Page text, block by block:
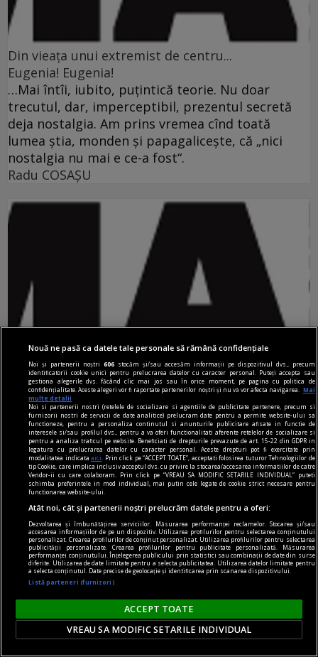
Din vieaţa unui extremist de centru...
Eugenia! Eugenia!
…Mai întîi, iubito, puţintică teorie. Nu doar
trecutul, dar, imperceptibil, prezentul secretă
deja nostalgia. Am prins vremea cînd toată
lumea ştia, monden şi papagaliceşte, că „nici
nostalgia nu mai e ce-a fost“.
Radu COSAŞU
Din vieaţa unui extremist de centru...
Un aspect al sărăciei
Se constată, în cadrul mizeriei generale şi
inflaţiei pamfletare, o sărăcire a injuriei prin care
omul îşi dezvăluie, ceas de ceas, dispreţul faţă de
om. Să luăm, ca în geometrie, o dreaptă, două
drepte, trei stîngi, fie şi un pumn în cap.
Radu COSAŞU
Nouă ne pasă ca datele tale personale să rămână confidențiale
Noi și partenerii noștri606 stocăm și/sau accesăm informații pe dispozitivul dvs., precum
identificatorii cookie unici pentru prelucrarea datelor cu caracter personal. Puteți accepta sau
gestiona alegerile dvs. făcând clic mai jos sau în orice moment, pe pagina cu politica de
confidențialitate. Aceste alegeri vor fi raportate partenerilor noștri și nu vă vor afecta navigarea.
Mai
multe detalii
Noi si partenerii nostri (retelele de socializare si agentiile de publicitate partenere, precum si
furnizorii nostri de servicii de date analitice) prelucram date pentru a permite website-ului sa
functioneze, pentru a personaliza continutul si anunturile publicitare afisate in functie de
interesele si/sau profilul dvs., pentru a va oferi functionalitati aferente retelelor de socializare si
pentru a analiza traficul pe website. Beneficiati de drepturile prevazute de art. 15-22 din GDPR in
legatura cu prelucrarea datelor cu caracter personal. Aceste drepturi pot fi exercitate prin
modalitatea indicataaici
. Prin click pe “ACCEPT TOATE”, acceptati folosirea tuturor Tehnologiilor de
tip Cookie, care implica inclusiv acceptul dvs. cu privire la stocarea/accesarea informatiilor de catre
Vendor-ii cu care colaboram. Prin click pe “VREAU SA MODIFIC SETARILE INDIVIDUAL” puteti
schimba preferintele in mod individual, mai putin cele legate de cookie strict necesare pentru
functionarea website-ului.
Atât noi, cât și partenerii noștri prelucrăm datele pentru a oferi:
Dezvoltarea și îmbunătățirea serviciilor. Măsurarea performanței reclamelor. Stocarea și/sau
accesarea informațiilor de pe un dispozitiv. Utilizarea profilurilor pentru selectarea conținutului
personalizat. Crearea profilurilor de conținut personalizat. Utilizarea profilurilor pentru selectarea
publicității personalizate. Crearea profilurilor pentru publicitate personalizată. Măsurarea
performanței conținutului. Înțelegerea publicului prin statistici sau combinații de date din surse
diferite. Utilizarea de date limitate pentru a selecta publicitatea. Utilizarea datelor limitate pentru
a selecta conținutul. Date precise de geolocație și identificarea prin scanarea dispozitivului.
Listă parteneri (furnizori)
ACCEPT TOATE
VREAU SA MODIFIC SETARILE INDIVIDUAL